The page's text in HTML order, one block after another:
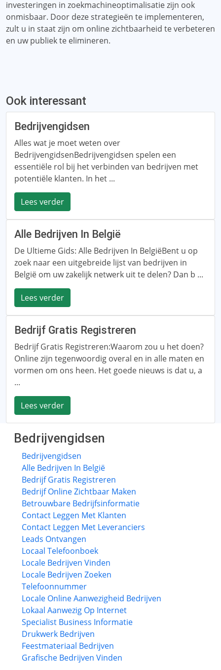
investeringen in zoekmachineoptimalisatie zijn ook
onmisbaar. Door deze strategieën te implementeren,
zult u in staat zijn om online zichtbaarheid te verbeteren
en uw publiek te elimineren.
Ook interessant
Bedrijvengidsen
Alles wat je moet weten over
BedrijvengidsenBedrijvengidsen spelen een
essentiële rol bij het verbinden van bedrijven met
potentiële klanten. In het ...
Lees verder
Alle Bedrijven In België
De Ultieme Gids: Alle Bedrijven In BelgiëBent u op
zoek naar een uitgebreide lijst van bedrijven in
België om uw zakelijk netwerk uit te delen? Dan b ...
Lees verder
Bedrijf Gratis Registreren
Bedrijf Gratis Registreren:Waarom zou u het doen?
Online zijn tegenwoordig overal en in alle maten en
vormen om ons heen. Het goede nieuws is dat u, a
...
Lees verder
Bedrijvengidsen
Bedrijvengidsen
Alle Bedrijven In België
Bedrijf Gratis Registreren
Bedrijf Online Zichtbaar Maken
Betrouwbare Bedrijfsinformatie
Contact Leggen Met Klanten
Contact Leggen Met Leveranciers
Leads Ontvangen
Locaal Telefoonboek
Locale Bedrijven Vinden
Locale Bedrijven Zoeken
Telefoonnummer
Locale Online Aanwezigheid Bedrijven
Lokaal Aanwezig Op Internet
Specialist Business Informatie
Drukwerk Bedrijven
Feestmateriaal Bedrijven
Grafische Bedrijven Vinden